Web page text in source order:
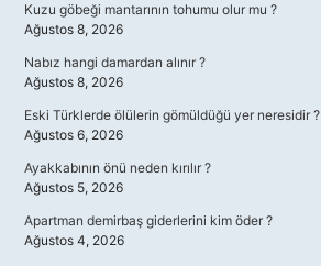
Kuzu göbeği mantarının tohumu olur mu ?
Ağustos 8, 2026
Nabız hangi damardan alınır ?
Ağustos 8, 2026
Eski Türklerde ölülerin gömüldüğü yer neresidir ?
Ağustos 6, 2026
Ayakkabının önü neden kırılır ?
Ağustos 5, 2026
Apartman demirbaş giderlerini kim öder ?
Ağustos 4, 2026